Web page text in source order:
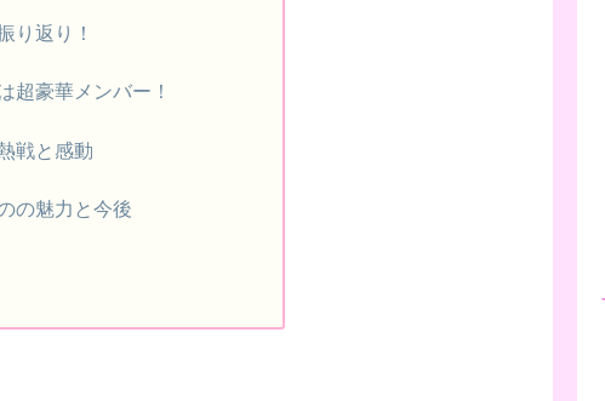
り返り！
超豪華メンバー！
戦と感動
の魅力と今後